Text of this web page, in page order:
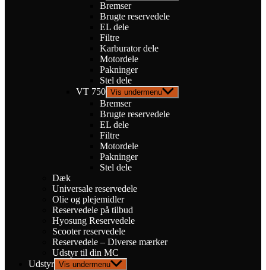
Bremser
Brugte reservedele
EL dele
Filtre
Karburator dele
Motordele
Pakninger
Stel dele
VT 750 Vis undermenu
Bremser
Brugte reservedele
EL dele
Filtre
Motordele
Pakninger
Stel dele
Dæk
Universale reservedele
Olie og plejemidler
Reservedele på tilbud
Hyosung Reservedele
Scooter reservedele
Reservedele – Diverse mærker
Udstyr til din MC
Udstyr Vis undermenu